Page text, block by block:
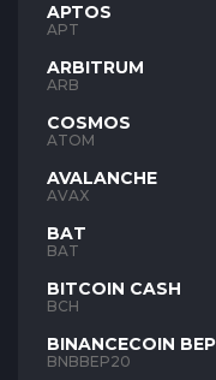
APTOS
APT
ARBITRUM
ARB
COSMOS
ATOM
AVALANCHE
AVAX
BAT
BAT
BITCOIN CASH
BCH
BINANCECOIN
BNB
BNBBEP20